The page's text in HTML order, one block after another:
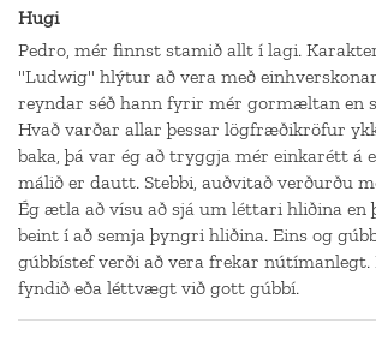
Hugi
Pedro, mér finnst stamið allt í lagi.
"Ludwig" hlýtur að vera með
reyndar séð hann fyrir mér gormæltan en
Hvað varðar allar þessar lögfræðikröfur
baka, þá var ég að tryggja mér einkarétt á
málið er dautt. Stebbi, auðvitað verðurðu
Ég ætla að vísu að sjá um léttari hliðina en
beint í að semja þyngri hliðina. Eins og
gúbbístef verði að vera frekar nútímanlegt.
fyndið eða léttvægt við gott gúbbí.